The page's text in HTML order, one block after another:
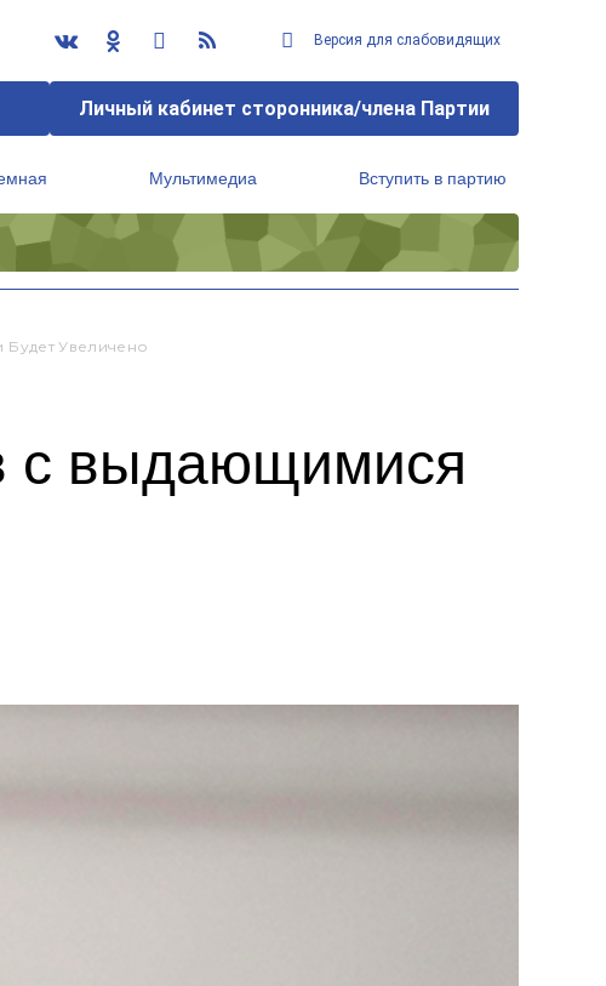
Версия для слабовидящих
Личный кабинет сторонника/члена Партии
Мультимедиа Вступить в партию
Увеличено
с выдающимися